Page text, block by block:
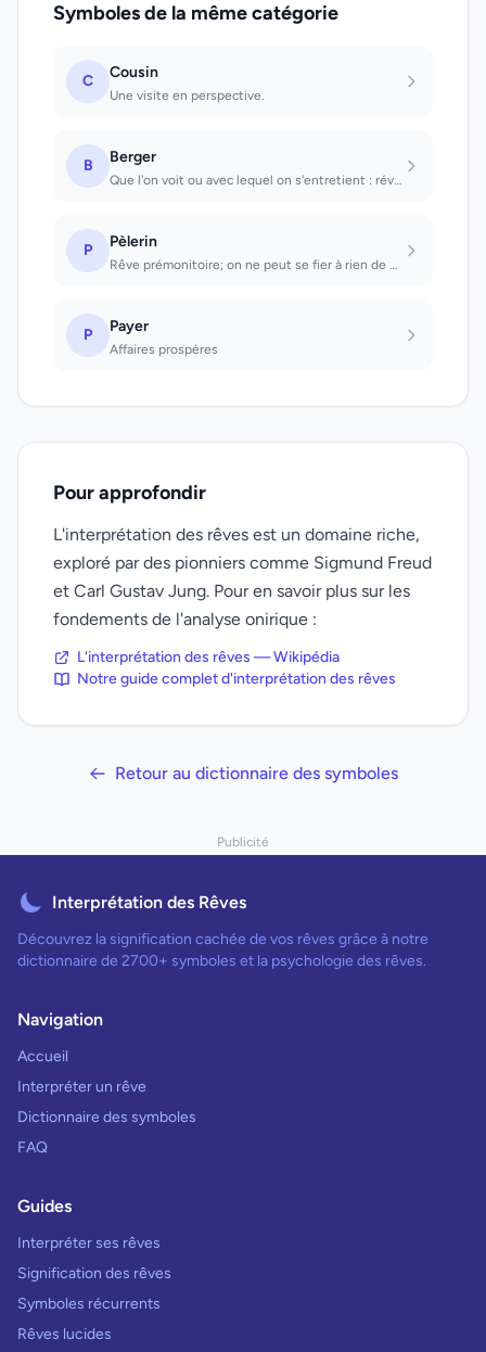
Symboles de la même catégorie
C Cousin
Une visite en perspective.
B Berger
Que l'on voit ou avec lequel on s'entretient : révélation d'un secret important.
P Pèlerin
Rêve prémonitoire; on ne peut se fier à rien de ce qui existe; tout passe.
P Payer
Affaires prospères
Pour approfondir
L'interprétation des rêves est un domaine riche,
exploré par des pionniers comme Sigmund Freud
et Carl Gustav Jung. Pour en savoir plus sur les
fondements de l'analyse onirique :
L'interprétation des rêves — Wikipédia
Notre guide complet d'interprétation des rêves
Retour au dictionnaire des symboles
Publicité
Interprétation des Rêves
Découvrez la signification cachée de vos rêves grâce à notre
dictionnaire de 2700+ symboles et la psychologie des rêves.
Navigation
Accueil
Interpréter un rêve
Dictionnaire des symboles
FAQ
Guides
Interpréter ses rêves
Signification des rêves
Symboles récurrents
Rêves lucides